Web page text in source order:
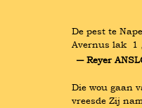
De pest te
Avernus lak
― Reyer
Die wou gaan
vreesde Zij